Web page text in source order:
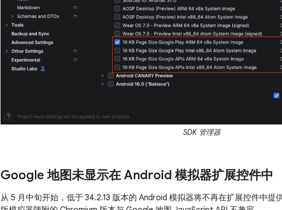
SDK 管理器
Google 地图未显示在 Android 模拟器扩展控件中
从 5 月中旬开始，低于 34.2.13 版本的 Android 模拟器将不再在扩展控件中提